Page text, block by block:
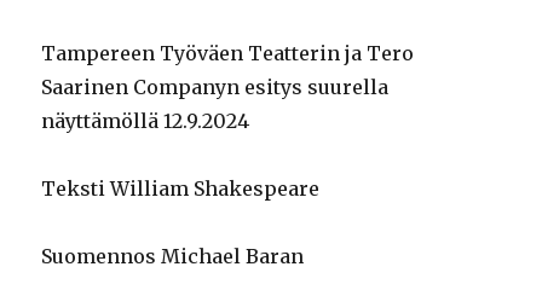
Tampereen Työväen Teatterin ja Tero
Saarinen Companyn esitys suurella
näyttämöllä 12.9.2024
Teksti William Shakespeare
Suomennos Michael Baran